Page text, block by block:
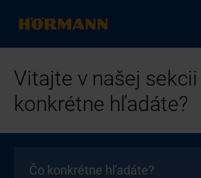
Vitajte v našej
konkrétne hľadáte?